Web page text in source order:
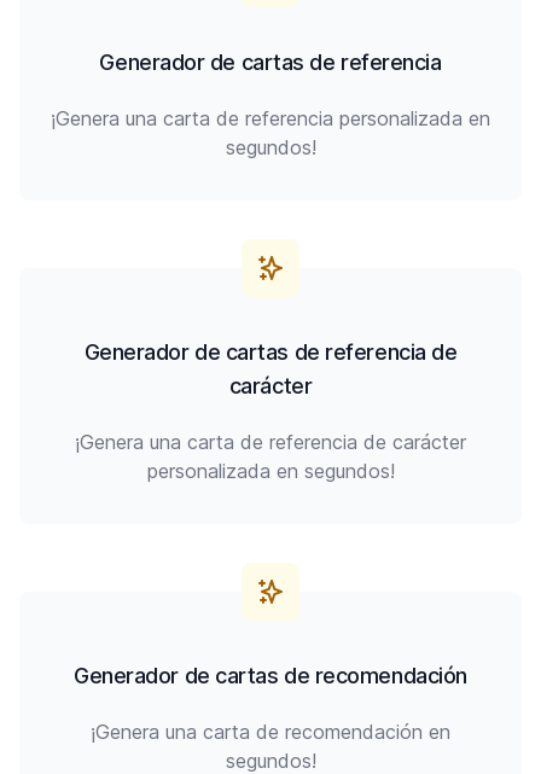
Generador de cartas de referencia
¡Genera una carta de referencia personalizada en
segundos!
Generador de cartas de referencia de
carácter
¡Genera una carta de referencia de carácter
personalizada en segundos!
Generador de cartas de recomendación
¡Genera una carta de recomendación en
segundos!